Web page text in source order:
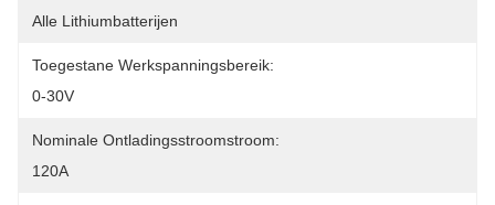
Alle Lithiumbatterijen
Toegestane Werkspanningsbereik:
0-30V
Nominale Ontladingsstroomstroom:
120A